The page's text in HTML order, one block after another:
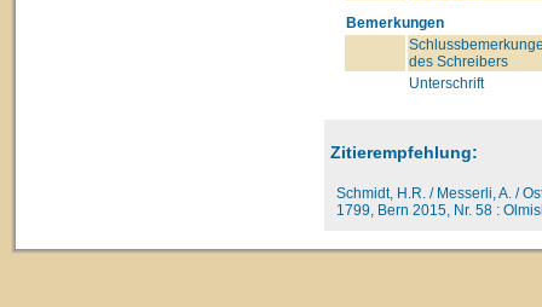
Bemerkungen
des Schreibers
Unterschrift
Zitierempfehlung:
Schmidt, H.R. / Messerli, A. /
1799, Bern 2015, Nr. 58 :